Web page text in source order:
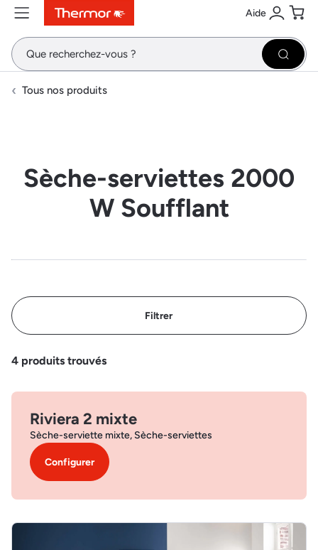
ContenuMenuRecherche Aide
Se
Tous nos produits
Sèche-serviettes 2000
W Soufflant
Filtrer
4 produits trouvés
Riviera 2 mixte
Sèche-serviette mixte, Sèche-serviettes
Configurer